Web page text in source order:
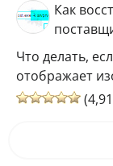
Как
Что делать,
отображает